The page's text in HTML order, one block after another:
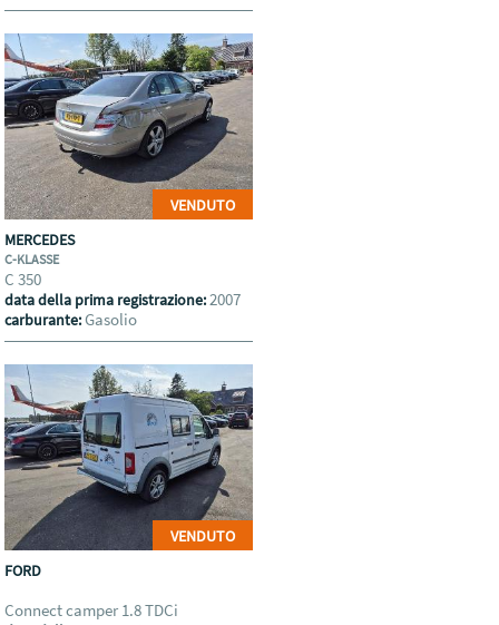
VENDUTO
MERCEDES
C-KLASSE
C 350
data della prima registrazione:2007
carburante:Gasolio
VENDUTO
FORD
Connect camper 1.8 TDCi